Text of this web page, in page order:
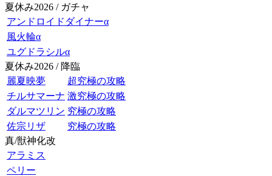
夏休み2026 / ガチャ
アンドロイドダイナーα
風火輪α
ユグドラシルα
夏休み2026 / 降臨
麗夏映夢
超究極の攻略
チルサマーナ 激究極の攻略
ダルマツリン 究極の攻略
佐宗リザ
究極の攻略
真/獣神化改
アラミス
ペリー